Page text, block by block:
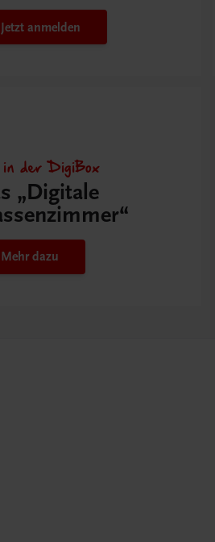
Jetzt anmelden
in der DigiBox
„Digitale
Mehr dazu